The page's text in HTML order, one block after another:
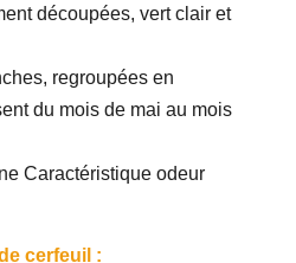
découpées, vert clair et
regroupées en
du mois de mai au mois
Caractéristique odeur
cerfeuil :